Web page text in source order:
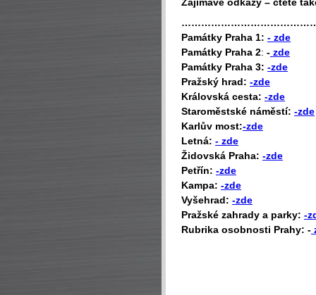
Památky Praha 1: - zde
Památky Praha 2: - zde
Památky Praha 3: -zde
Pražský hrad: -zde
Královská cesta: -zde
Staroměstské náměstí: -zde
Karlův most:-zde
Letná: - zde
Židovská Praha: -zde
Petřín: -zde
Kampa: -zde
Vyšehrad: -zde
Pražské zahrady a parky: -
Rubrika osobnosti Prahy: -